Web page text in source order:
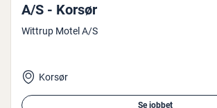
A/S - Korsør
Wittrup Motel A/S
Korsør
Se jobbet